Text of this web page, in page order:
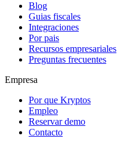
Blog
Guias fiscales
Integraciones
Por pais
Recursos empresariales
Preguntas frecuentes
Empresa
Por que Kryptos
Empleo
Reservar demo
Contacto